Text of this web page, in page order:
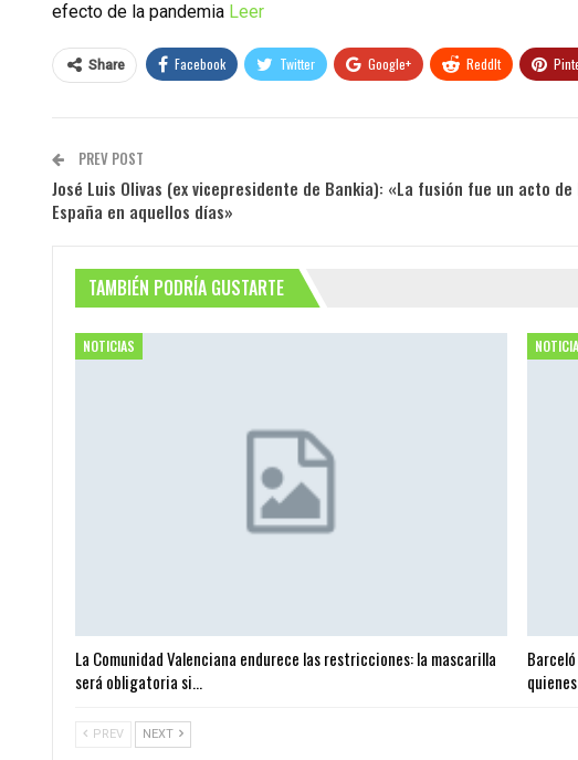
efecto de la pandemia Leer
Share Facebook Twitter Google+ ReddIt
PREV POST
José Luis Olivas (ex vicepresidente de Bankia): «La fusión fue un acto
España en aquellos días»
TAMBIÉN PODRÍA GUSTARTE
NOTICIAS
La Comunidad Valenciana endurece las restricciones: la mascarilla
será obligatoria si…
PREV NEXT